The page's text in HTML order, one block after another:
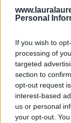
Personal
If you wish to
processing of
targeted
section to
opt-out request
interest-based
us or personal
your opt-out.